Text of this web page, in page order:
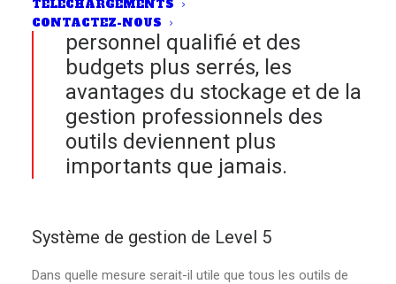
TÉLÉCHARGEMENTS
CONTACTEZ-NOUS
souvent avec moins de
personnel qualifié et des
budgets plus serrés, les
avantages du stockage et de la
gestion professionnels des
outils deviennent plus
importants que jamais.
Système de gestion de Level 5
Dans quelle mesure serait-il utile que tous les outils de